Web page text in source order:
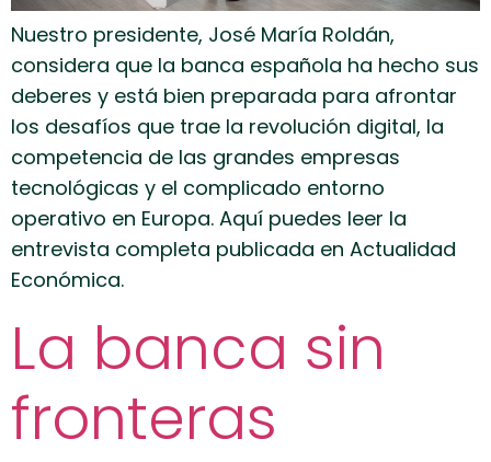
Nuestro presidente, José María Roldán,
considera que la banca española ha hecho sus
deberes y está bien preparada para afrontar
los desafíos que trae la revolución digital, la
competencia de las grandes empresas
tecnológicas y el complicado entorno
operativo en Europa. Aquí puedes leer la
entrevista completa publicada en Actualidad
Económica.
La banca sin
fronteras